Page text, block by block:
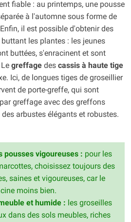
fiable : au printemps, une pousse
à l'automne sous forme de
il est possible d'obtenir des
les plantes : les jeunes
buttées, s'enracinent et sont
greffage des cassis à haute tige
Ici, de longues tiges de groseillier
de porte-greffe, qui sont
greffage avec des greffons
arbustes élégants et robustes.
pousses vigoureuses : pour les
choisissez toujours des
saines et vigoureuses, car le
moins bien.
et humide : les groseilles
dans des sols meubles, riches